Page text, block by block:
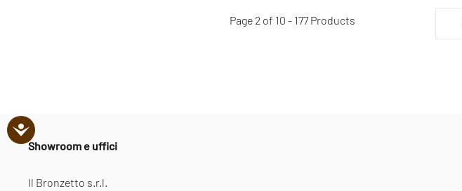
Page 2 of 10 - 177 Products
Showroom e uffici
Il Bronzetto s.r.l.